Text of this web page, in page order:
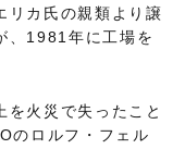
リカ氏の親類より譲
、1981年に工場を
火災で失ったこと
のロルフ・フェル